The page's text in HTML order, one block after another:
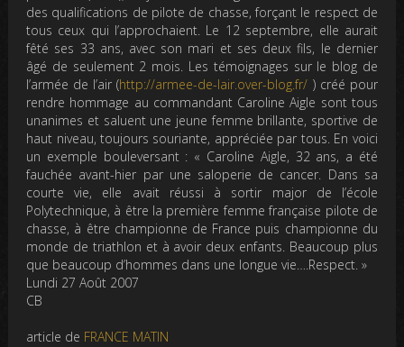
des qualifications de pilote de chasse, forçant le respect de
tous ceux qui l’approchaient. Le 12 septembre, elle aurait
fêté ses 33 ans, avec son mari et ses deux fils, le dernier
âgé de seulement 2 mois. Les témoignages sur le blog de
l’armée de l’air (http://armee-de-lair.over-blog.fr/ ) créé pour
rendre hommage au commandant Caroline Aigle sont tous
unanimes et saluent une jeune femme brillante, sportive de
haut niveau, toujours souriante, appréciée par tous. En voici
un exemple bouleversant : « Caroline Aigle, 32 ans, a été
fauchée avant-hier par une saloperie de cancer. Dans sa
courte vie, elle avait réussi à sortir major de l’école
Polytechnique, à être la première femme française pilote de
chasse, à être championne de France puis championne du
monde de triathlon et à avoir deux enfants. Beaucoup plus
que beaucoup d’hommes dans une longue vie….Respect. »
Lundi 27 Août 2007
CB
article de FRANCE MATIN